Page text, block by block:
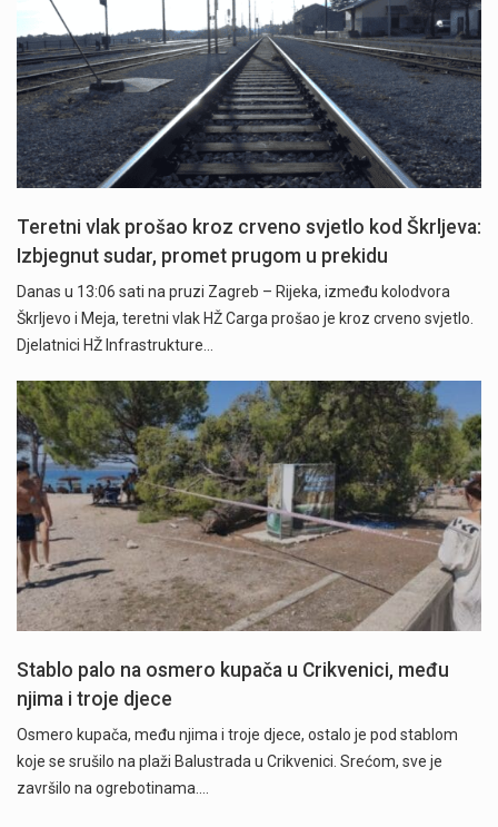
Teretni vlak prošao kroz crveno svjetlo kod Škrljeva:
Izbjegnut sudar, promet prugom u prekidu
Danas u 13:06 sati na pruzi Zagreb – Rijeka, između kolodvora
Škrljevo i Meja, teretni vlak HŽ Carga prošao je kroz crveno svjetlo.
Djelatnici HŽ Infrastrukture…
Stablo palo na osmero kupača u Crikvenici, među
njima i troje djece
Osmero kupača, među njima i troje djece, ostalo je pod stablom
koje se srušilo na plaži Balustrada u Crikvenici. Srećom, sve je
završilo na ogrebotinama.…